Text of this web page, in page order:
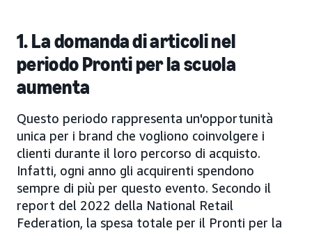
1. La domanda di articoli nel
periodo Pronti per la scuola
aumenta
Questo periodo rappresenta un'opportunità
unica per i brand che vogliono coinvolgere i
clienti durante il loro percorso di acquisto.
Infatti, ogni anno gli acquirenti spendono
sempre di più per questo evento. Secondo il
report del 2022 della National Retail
Federation, la spesa totale per il Pronti per la